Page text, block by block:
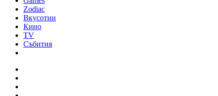
Zodiac
Вкусотии
Кино
TV
Събития